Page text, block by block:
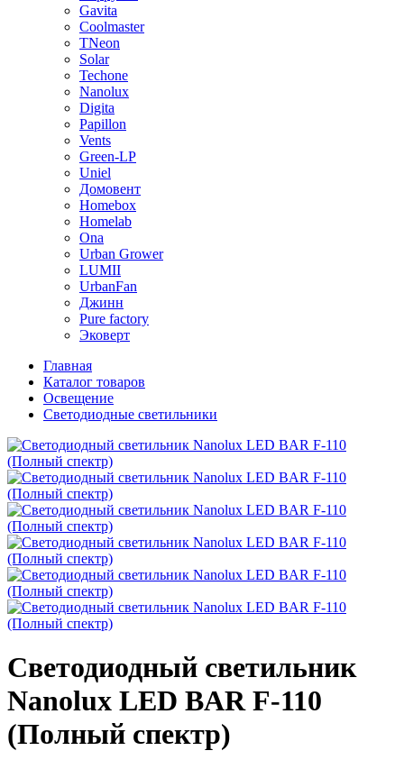
Gavita
Coolmaster
TNeon
Solar
Techone
Nanolux
Digita
Papillon
Vents
Green-LP
Uniel
Домовент
Homebox
Homelab
Ona
Urban Grower
LUMII
UrbanFan
Джинн
Pure factory
Эковерт
Главная
Каталог товаров
Освещение
Светодиодные светильники
Светодиодный светильник
Nanolux LED BAR F-110
(Полный спектр)